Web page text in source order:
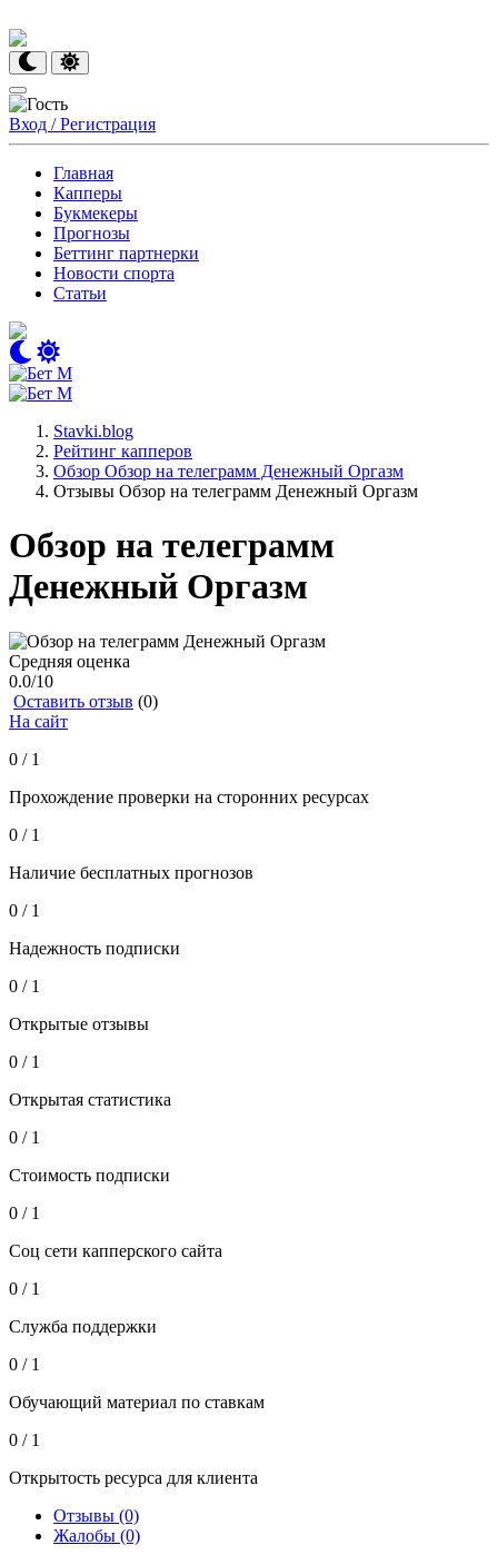
Вход / Регистрация
Главная
Капперы
Букмекеры
Прогнозы
Беттинг партнерки
Новости спорта
Статьи
Stavki.blog
Рейтинг капперов
Обзор Обзор на телеграмм Денежный Оргазм
Отзывы Обзор на телеграмм Денежный Оргазм
Обзор на телеграмм
Денежный Оргазм
Средняя оценка
0.0/10
Оставить отзыв (0)
На сайт
0 / 1
Прохождение проверки на сторонних ресурсах
0 / 1
Наличие бесплатных прогнозов
0 / 1
Надежность подписки
0 / 1
Открытые отзывы
0 / 1
Открытая статистика
0 / 1
Стоимость подписки
0 / 1
Соц сети капперского сайта
0 / 1
Служба поддержки
0 / 1
Обучающий материал по ставкам
0 / 1
Открытость ресурса для клиента
Отзывы (0)
Жалобы (0)